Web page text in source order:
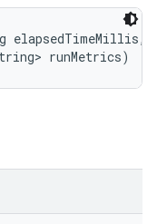
elapsedTimeMillis,
runMetrics)